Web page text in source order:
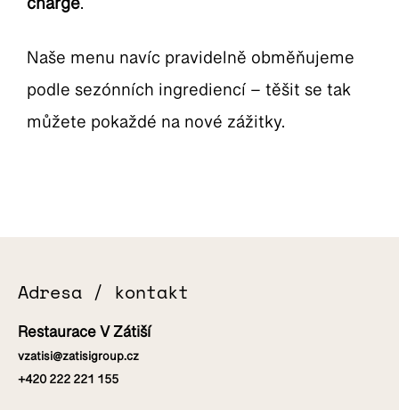
charge.
Naše menu navíc pravidelně obměňujeme
podle sezónních ingrediencí – těšit se tak
můžete pokaždé na nové zážitky.
Adresa / kontakt
Restaurace V Zátiší
vzatisi@zatisigroup.cz
+420 222 221 155